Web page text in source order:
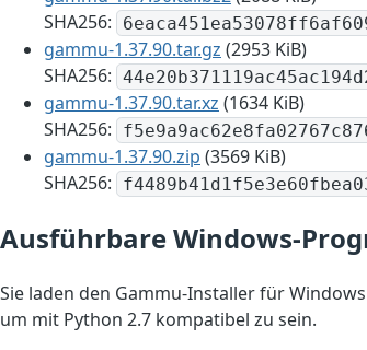
SHA256:
gammu-1.37.90.tar.gz (2953 KiB)
SHA256:
gammu-1.37.90.tar.xz (1634 KiB)
SHA256:
gammu-1.37.90.zip (3569 KiB)
SHA256:
Ausführbare Windows-
Sie laden den Gammu-Installer für
um mit Python 2.7 kompatibel zu sein.